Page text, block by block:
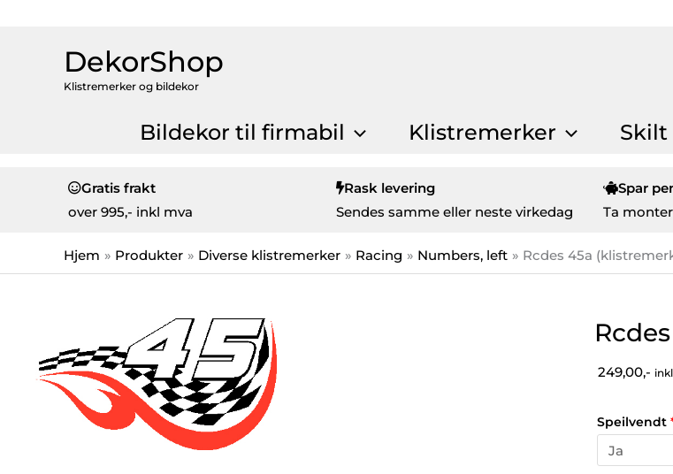
DekorShop
Klistremerker og bildekor
Bildekor til firmabil Klistremerker Skilt
Gratis frakt
over 995,- inkl mva
Rask levering
Sendes samme eller neste virkedag
Spar
Ta
Hjem Produkter Diverse klistremerker Racing Numbers, left Rcdes 45a
249,00,-
Speilvendt